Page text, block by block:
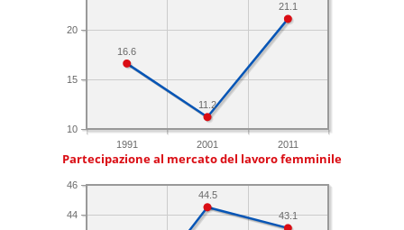
1991 2001 2011
10
15
20
21.1
11.2
16.6
Partecipazione al mercato del lavoro femminile
44
46
43.1
44.5